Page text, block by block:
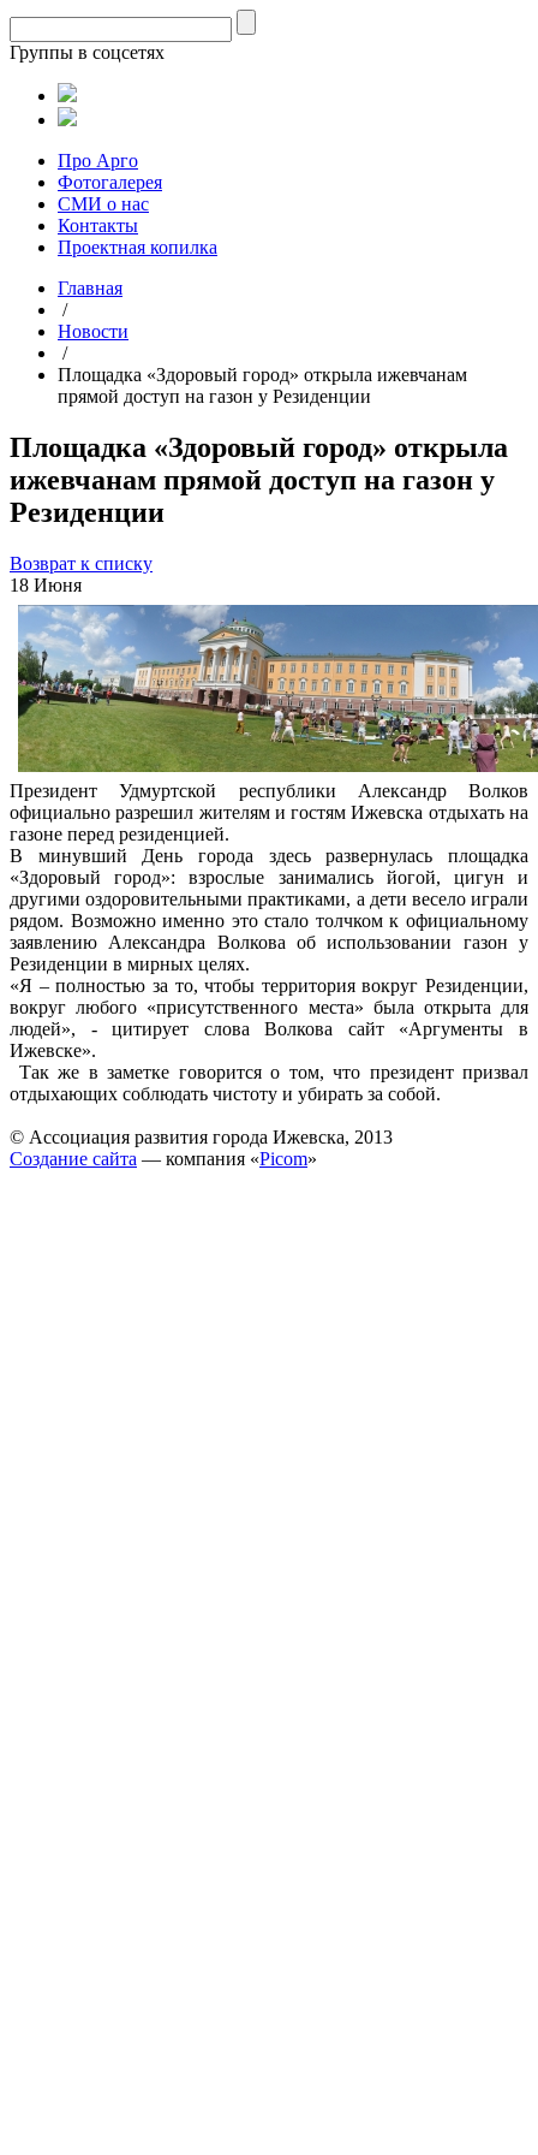
Группы в соцсетях
Про Арго
Фотогалерея
СМИ о нас
Контакты
Проектная копилка
Главная
/
Новости
/
Площадка «Здоровый город» открыла ижевчанам
прямой доступ на газон у Резиденции
Площадка «Здоровый город» открыла
ижевчанам прямой доступ на газон у
Резиденции
Возврат к списку
18 Июня
Президент Удмуртской республики Александр Волков
официально разрешил жителям и гостям Ижевска отдыхать на
газоне перед резиденцией.
В минувший День города здесь развернулась площадка
«Здоровый город»: взрослые занимались йогой, цигун и
другими оздоровительными практиками, а дети весело играли
рядом. Возможно именно это стало толчком к официальному
заявлению Александра Волкова об использовании газон у
Резиденции в мирных целях.
«Я – полностью за то, чтобы территория вокруг Резиденции,
вокруг любого «присутственного места» была открыта для
людей», - цитирует слова Волкова сайт «Аргументы в
Ижевске».
Так же в заметке говорится о том, что президент призвал
отдыхающих соблюдать чистоту и убирать за собой.
© Ассоциация развития города Ижевска, 2013
Создание сайта — компания «Picom»